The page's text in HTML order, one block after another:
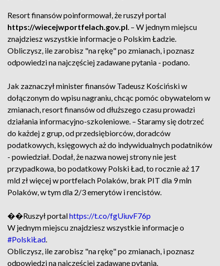
Resort finansów poinformował, że ruszył portal
https://wiecejwportfelach.gov.pl. – W jednym miejscu
znajdziesz wszystkie informacje o Polskim Ładzie.
Obliczysz, ile zarobisz "na rękę" po zmianach, i poznasz
odpowiedzi na najczęściej zadawane pytania - podano.
Jak zaznaczył minister finansów Tadeusz Kościński w
dołączonym do wpisu nagraniu, chcąc pomóc obywatelom w
zmianach, resort finansów od dłuższego czasu prowadzi
działania informacyjno-szkoleniowe. – Staramy się dotrzeć
do każdej z grup, od przedsiębiorców, doradców
podatkowych, księgowych aż do indywidualnych podatników
- powiedział. Dodał, że nazwa nowej strony nie jest
przypadkowa, bo podatkowy Polski Ład, to rocznie aż 17
mld zł więcej w portfelach Polaków, brak PIT dla 9 mln
Polaków, w tym dla 2/3 emerytów i rencistów.
��Ruszył portalhttps://t.co/fgUiuvF76p
W jednym miejscu znajdziesz wszystkie informacje o
#PolskiŁad.
Obliczysz, ile zarobisz "na rękę" po zmianach, i poznasz
odpowiedzi na najczęściej zadawane pytania.